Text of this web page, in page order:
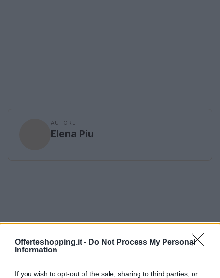
Offerteshopping.it - Do Not Process My Personal
Information
If you wish to opt-out of the sale, sharing to third parties, or
AUTORE
Elena Piu